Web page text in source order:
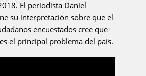
El periodista Daniel
su interpretación sobre que el
encuestados cree que
el principal problema del país.